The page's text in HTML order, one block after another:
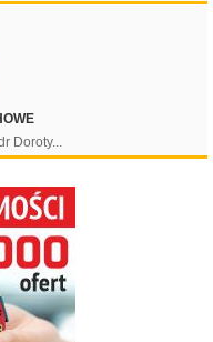
Doroty...